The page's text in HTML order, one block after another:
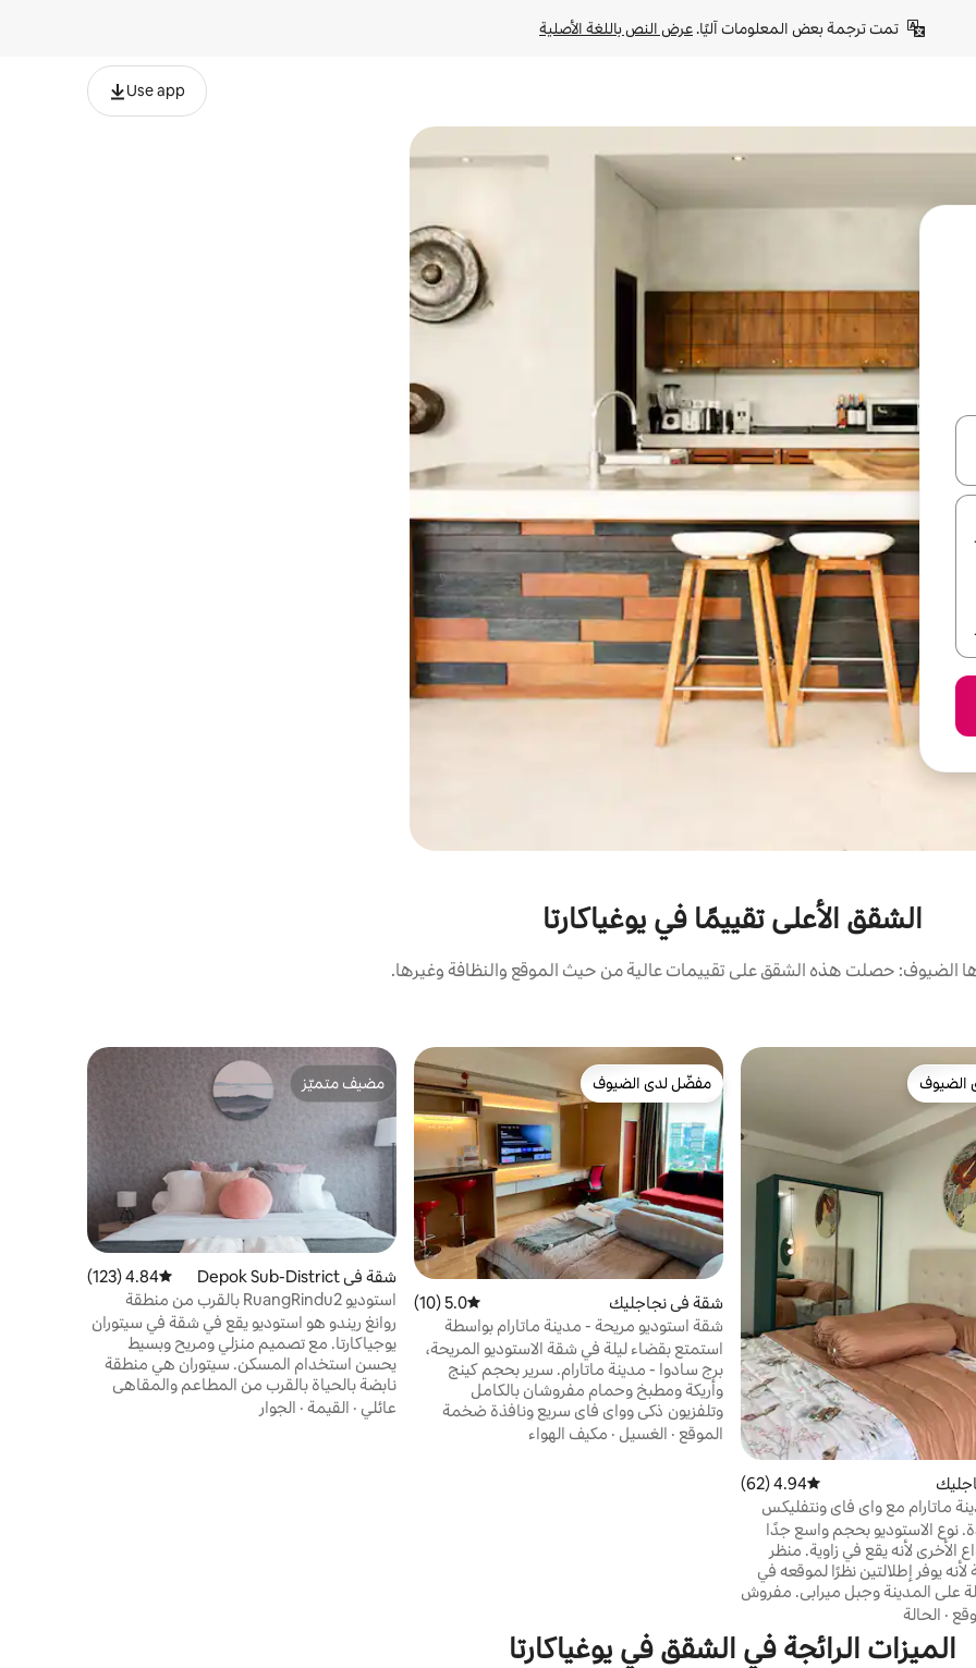
تمت ترجمة بعض المعلومات آليًا. عرض النص باللغة الأصلية
Use app
أو استكشف عن طريق اللمس أو السحب.
الشقق الأعلى تقييمًا في يوغياكارتا
الضيوف: حصلت هذه الشقق على تقييمات عالية من حيث الموقع والنظافة وغيرها.
الضيوف
الضيوف
متوسط التقييم 4.94 من 5، 62 مراجعات
4.94 (62)
ماتارام مع واي فاي ونتفليكس
نوع الاستوديو بحجم واسع جدًا
الأخرى لأنه يقع في زاوية. منظر
يوفر إطلالتين نظرًا لموقعه في
على المدينة وجبل ميرابي. مفروش
كاملة. يوجد سرير إضافي
طعام للأطفال. مجموعة مطبخ
الطهي (قلاية، ماجيكوم) مقلاة
· الحالة
مفضّل لدى الضيوف
مفضّل لدى الضيوف
شقة في نجاجليك متوسط التقييم 5.0 من 5، 10 مراجعات
5.0 (10)
شقة استوديو مريحة - مدينة ماتارام بواسطة
بوميكيرانا
استمتع بقضاء ليلة في شقة الاستوديو المريحة،
برج سادوا - مدينة ماتارام. سرير بحجم كينج
وأريكة ومطبخ وحمام مفروشان بالكامل
وتلفزيون ذكي وواي فاي سريع ونافذة ضخمة
بإطلالة على جبل ميرابي. فقط أحضر حقيبتك
الموقع · الغسيل · مكيف الهواء
مضيف متميّز
مضيف متميّز
شقة في Depok Sub-District متوسط التقييم 4.84 من 5، 123 مراجعات
4.84 (123)
استوديو RuangRindu2 بالقرب من منطقة
حيوية، إطلالة على الجبل
روانغ ريندو هو استوديو يقع في شقة في سيتوران
يوجياكارتا. مع تصميم منزلي ومريح وبسيط
يحسن استخدام المسكن. سيتوران هي منطقة
نابضة بالحياة بالقرب من المطاعم والمقاهي
والجامعات. تبعد الشقة مسافة دقيقتين سيرًا
على الأقدام عن الشارع الرئيسي الصاخب. حوالي
عائلي · القيمة · الجوار
الميزات الرائجة في الشقق في يوغياكارتا